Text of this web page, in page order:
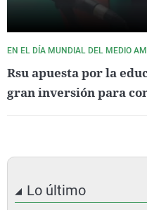
EN EL DÍA MUNDIAL DEL MEDIO
Rsu apuesta por la
gran inversión para
Lo último